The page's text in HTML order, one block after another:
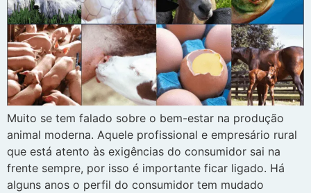
Muito se tem falado sobre o bem-estar na produção
animal moderna. Aquele profissional e empresário rural
que está atento às exigências do consumidor sai na
frente sempre, por isso é importante ficar ligado. Há
alguns anos o perfil do consumidor tem mudado